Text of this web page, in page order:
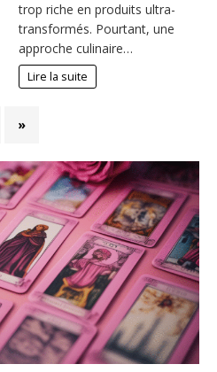
trop riche en produits ultra-
transformés. Pourtant, une
approche culinaire…
Lire la suite
»